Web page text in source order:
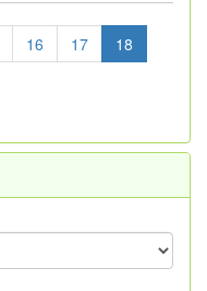
16 17
18